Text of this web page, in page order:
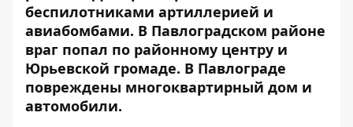
беспилотниками артиллерией и
авиабомбами. В Павлоградском районе
враг попал по районному центру и
Юрьевской громаде. В Павлограде
повреждены многоквартирный дом и
автомобили.